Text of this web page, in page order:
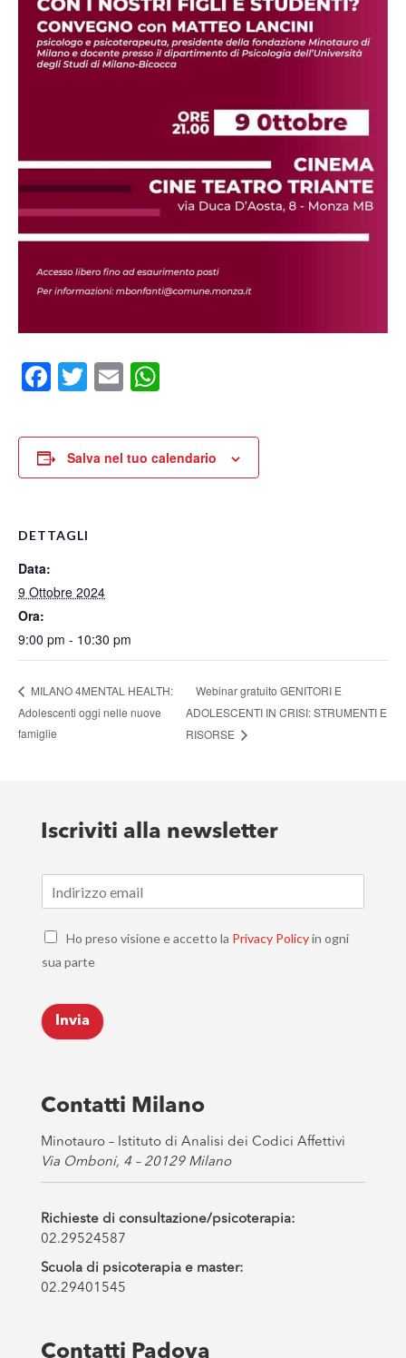
Facebook
Twitter
Email
Salva nel tuo calendario
DETTAGLI
Data:
9 Ottobre 2024
Ora:
9:00 pm - 10:30 pm
MILANO 4MENTAL HEALTH:
Adolescenti oggi nelle nuove
famiglie
Webinar gratuito GENITORI E
ADOLESCENTI IN CRISI: STRUMENTI E
RISORSE
Iscriviti alla newsletter
m
C
e
k
b
s
*
Ho preso visione e accetto la Privacy Policyin ogni
sua parte
Invia
Contatti Milano
Minotauro – Istituto di Analisi dei Codici Affettivi
Via Omboni, 4 – 20129 Milano
Richieste di consultazione/psicoterapia:
02.29524587
Scuola di psicoterapia e master:
02.29401545
Contatti Padova